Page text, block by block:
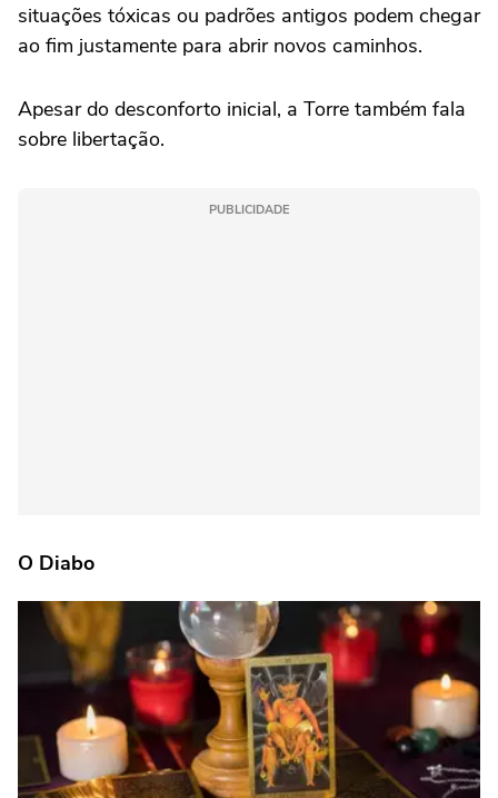
situações tóxicas ou padrões antigos podem chegar
ao fim justamente para abrir novos caminhos.
Apesar do desconforto inicial, a Torre também fala
sobre libertação.
PUBLICIDADE
O Diabo